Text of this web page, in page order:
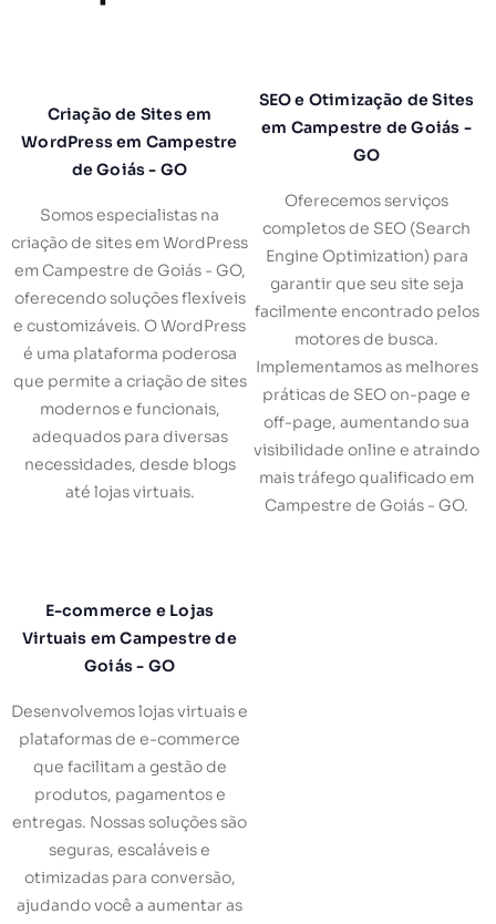
Criação de Sites em
WordPress em Campestre
de Goiás - GO
Somos especialistas na
criação de sites em WordPress
em Campestre de Goiás - GO,
oferecendo soluções flexíveis
e customizáveis. O WordPress
é uma plataforma poderosa
que permite a criação de sites
modernos e funcionais,
adequados para diversas
necessidades, desde blogs
até lojas virtuais.
SEO e Otimização de Sites
em Campestre de Goiás -
GO
Oferecemos serviços
completos de SEO (Search
Engine Optimization) para
garantir que seu site seja
facilmente encontrado pelos
motores de busca.
Implementamos as melhores
práticas de SEO on-page e
off-page, aumentando sua
visibilidade online e atraindo
mais tráfego qualificado em
Campestre de Goiás - GO.
E-commerce e Lojas
Virtuais em Campestre de
Goiás - GO
Desenvolvemos lojas virtuais e
plataformas de e-commerce
que facilitam a gestão de
produtos, pagamentos e
entregas. Nossas soluções são
seguras, escaláveis e
otimizadas para conversão,
ajudando você a aumentar as